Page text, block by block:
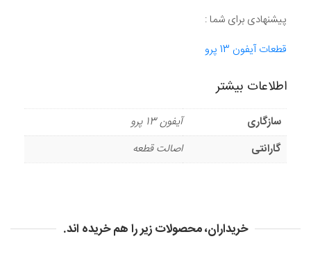
پیشنهادی برای شما :
قطعات آیفون 13 پرو
اطلاعات بیشتر
سازگاری
آیفون 13 پرو
گارانتی
اصالت قطعه
خریداران، محصولات زیر را هم خریده اند.